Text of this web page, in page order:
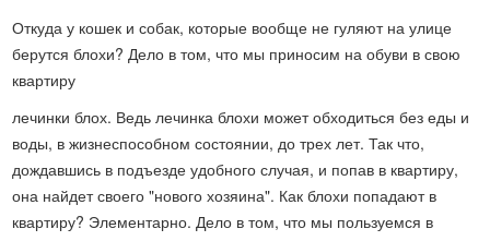
Откуда у кошек и собак, которые вообще не гуляют на улице
берутся блохи? Дело в том, что мы приносим на обуви в свою
квартиру
лечинки блох. Ведь лечинка блохи может обходиться без еды и
воды, в жизнеспособном состоянии, до трех лет. Так что,
дождавшись в подъезде удобного случая, и попав в квартиру,
она найдет своего "нового хозяина". Как блохи попадают в
квартиру? Элементарно. Дело в том, что мы пользуемся в